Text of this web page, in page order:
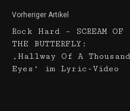
Vorheriger Artikel
Rock Hard – SCREAM OF
THE BUTTERFLY:
‚Hallway Of A Thousand
Eyes‘ im Lyric-Video